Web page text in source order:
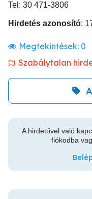
Tel: 30 471-3806
Hirdetés azonosító:
Megtekintések: 0
Szabálytalan
A hirdetővel való
fiókodba